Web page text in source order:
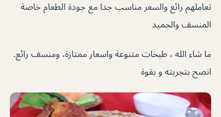
تعاملهم رائع والسعر مناسب جدا مع جودة الطعام خاصة
المنسف والجميد
ما شاء الله ، طبخات متنوعة واسعار ممتازة، ومنسف رائع.
انصح بتجربته و بقوة